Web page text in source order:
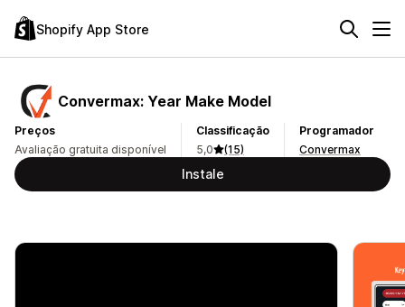
Shopify App Store
Convermax: Year Make Model
Preços
Avaliação gratuita disponível
Classificação
5,0
(15)
Programador
Convermax
Instale